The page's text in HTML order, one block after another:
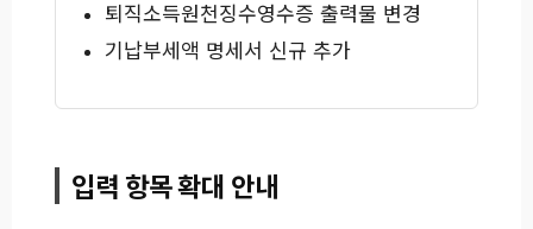
퇴직소득원천징수영수증 출력물 변경
기납부세액 명세서 신규 추가
입력 항목 확대 안내